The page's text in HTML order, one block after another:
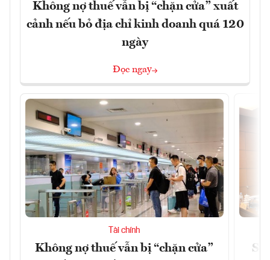
Không nợ thuế vẫn bị “chặn cửa” xuất
cảnh nếu bỏ địa chỉ kinh doanh quá 120
ngày
Đọc ngay
Tài chính
Không nợ thuế vẫn bị “chặn cửa”